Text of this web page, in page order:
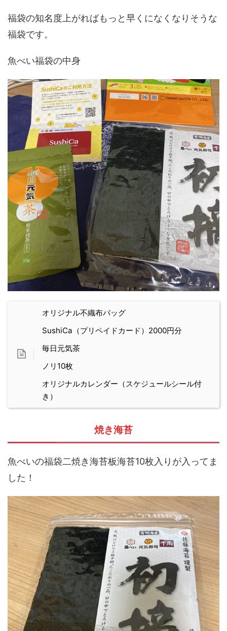
福袋の知名度上がればもっと早くになくなりそうな
福袋です。
魚べい福袋の中身
オリジナル不織布バッグ
SushiCa（プリペイドカード）2000円分
毎日元気茶
ノリ10枚
オリジナルカレンダー（スケジュールシール付
き）
焼き海苔
魚べいの福袋二焼き海苔板海苔10枚入りが入ってま
した！